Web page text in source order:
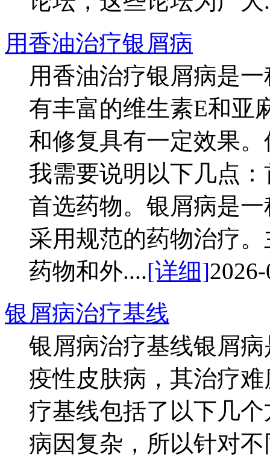
用香油治疗银屑病
用香油治疗银屑病是
有丰富的维生素E和亚
和修复具有一定效果
我需要说明以下几点
首选药物。银屑病是
采用规范的药物治疗
药物和外....[详细]
银屑病治疗基线
银屑病治疗基线银屑
疫性皮肤病，其治疗
疗基线包括了以下几
病因复杂，所以针对